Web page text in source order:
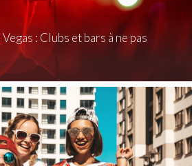
: Clubs et bars à ne pas